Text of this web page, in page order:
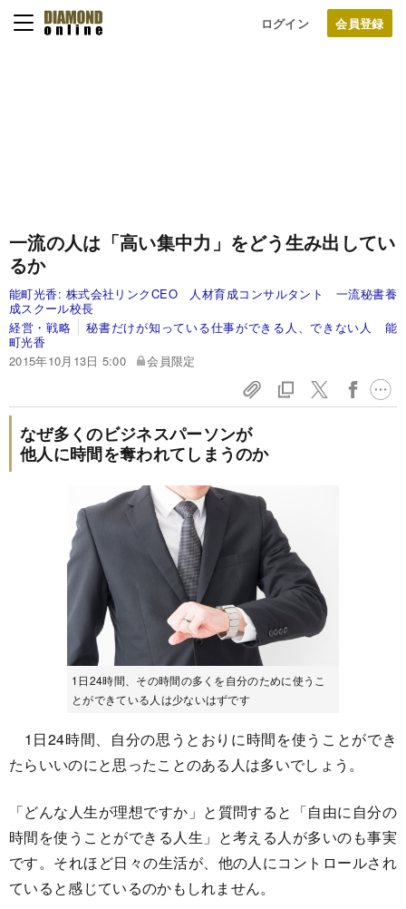
ログイン
一流の人は「高い集中力」をどう生み出してい
るか
能町光香: 株式会社リンクCEO 人材育成コンサルタント 一流秘書養
成スクール校長
経営・戦略
秘書だけが知っている仕事ができる人、できない人 能
町光香
2015年10月13日 5:00
会員限定
なぜ多くのビジネスパーソンが
他人に時間を奪われてしまうのか
1日24時間、その時間の多くを自分のために使うこ
とができている人は少ないはずです
1日24時間、自分の思うとおりに時間を使うことができ
たらいいのにと思ったことのある人は多いでしょう。
「どんな人生が理想ですか」と質問すると「自由に自分の
時間を使うことができる人生」と考える人が多いのも事実
です。それほど日々の生活が、他の人にコントロールされ
ていると感じているのかもしれません。